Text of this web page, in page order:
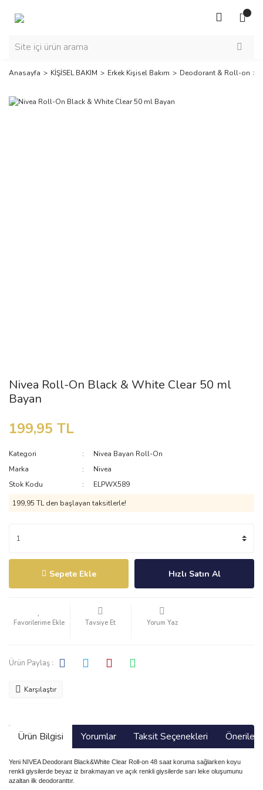
Anasayfa KİŞİSEL BAKIM Erkek Kişisel Bakım Deodorant & Roll-on
Nivea Roll-On Black & White Clear 50 ml
Bayan
199,95 TL
Kategori
Nivea Bayan Roll-On
Marka
Nivea
Stok Kodu
ELPWX589
199,95 TL den başlayan taksitlerle!
Sepete Ekle Hızlı Satın Al
Tavsiye Et Yorum Yaz
Ürün Paylaş :
Karşılaştır
Ürün Bilgisi Yorumlar Taksit Seçenekleri
Yeni NIVEA Deodorant Black&White Clear Roll-on 48 saat koruma sağlarken koyu
renkli giysilerde beyaz iz bırakmayan ve açık renkli giysilerde sarı leke oluşumunu
azaltan ilk deodoranttır.